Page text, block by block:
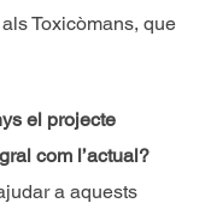
Toxicòmans, que
el projecte
com l’actual?
a aquests